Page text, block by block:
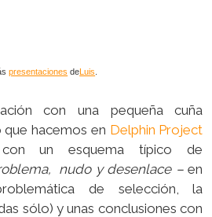
presentaciones deLuis
con una pequeña cuña
hacemos en Delphin Project
un esquema típico de
nudo y desenlace –en
de selección, la
sólo) y unas conclusiones con